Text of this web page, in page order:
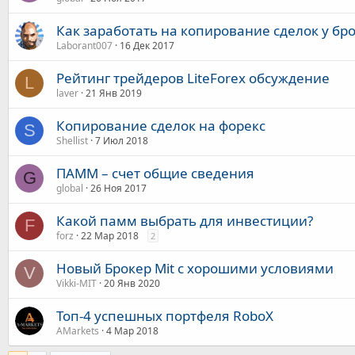
Как заработать на копирование сделок у
Laborant007 16 Дек 2017
L Рейтинг трейдеров LiteForex обсуждение
laver 21 Янв 2019
S Копирование сделок на форекс
Shellist 7 Июл 2018
G ПАММ – счет общие сведения
global 26 Ноя 2017
F Какой памм выбрать для инвестиции?
forz 22 Мар 2018 2
V Новый Брокер Mit с хорошими условиями
Vikki-MIT 20 Янв 2020
Топ-4 успешных портфеля RoboX
AMarkets 4 Мар 2018